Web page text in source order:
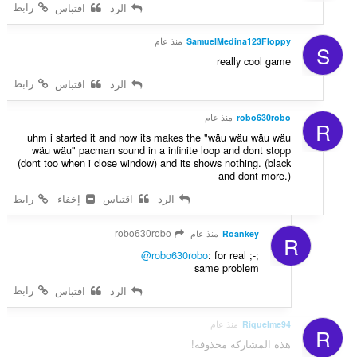
ي
م
ا
ت
رابط الرد اقتباس
S
SamuelMedina123Floppy منذ عام
really cool game
رابط
الرد اقتباس
R
robo630robo منذ عام
uhm i started it and now its makes the "wäu wäu wäu wäu
wäu wäu" pacman sound in a infinite loop and dont stopp
(dont too when i close window) and its shows nothing. (black
and dont more.)
إخفاء
رابط الرد اقتباس
R
Roankey منذ عام
@robo630robo: for real ;-;
same problem
رابط
الرد اقتباس
R
Riquelme94 منذ عام
هذه المشاركة محذوفة!